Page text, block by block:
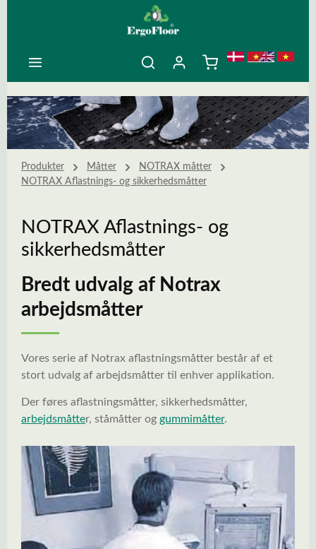
Produkter Måtter
NOTRAX måtter
NOTRAX Aflastnings- og sikkerhedsmåtter
NOTRAX Aflastnings- og
sikkerhedsmåtter
Bredt udvalg af Notrax
arbejdsmåtter
Vores serie af Notrax aflastningsmåtter består af et
stort udvalg af arbejdsmåtter til enhver applikation.
Der føres aflastningsmåtter, sikkerhedsmåtter,
arbejdsmåtter, ståmåtter og gummimåtter.